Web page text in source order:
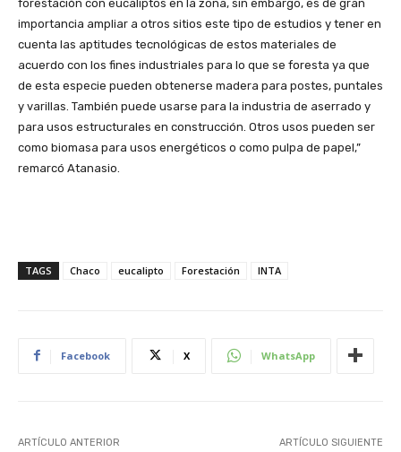
forestación con eucaliptos en la zona, sin embargo, es de gran
importancia ampliar a otros sitios este tipo de estudios y tener en
cuenta las aptitudes tecnológicas de estos materiales de
acuerdo con los fines industriales para lo que se foresta ya que
de esta especie pueden obtenerse madera para postes, puntales
y varillas. También puede usarse para la industria de aserrado y
para usos estructurales en construcción. Otros usos pueden ser
como biomasa para usos energéticos o como pulpa de papel,”
remarcó Atanasio.
TAGS Chaco eucalipto Forestación INTA
Facebook X WhatsApp
ARTÍCULO ANTERIOR ARTÍCULO SIGUIENTE